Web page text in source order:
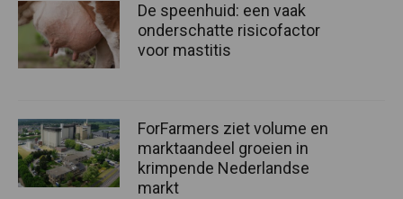
De speenhuid: een vaak
onderschatte risicofactor
voor mastitis
ForFarmers ziet volume en
marktaandeel groeien in
krimpende Nederlandse
markt